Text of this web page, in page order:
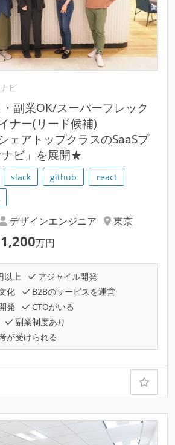
ビ
・副業OK/スーパーフレック
ナー(リード候補)
ェアトップクラスのSaaSプ
ナビ」を展開★
slack github
react
デザインエンジニア
東京
1,200万円
以上
アジャイル開発
化
B2Bのサービスを運営
発
CTOがいる
副業制度あり
が受けられる